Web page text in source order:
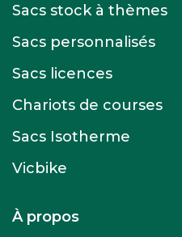
Sacs stock à thèmes
Sacs personnalisés
Sacs licences
Chariots de courses
Sacs Isotherme
Vicbike
À propos